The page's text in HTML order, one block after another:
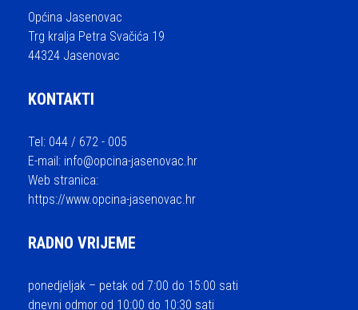
Općina Jasenovac
Trg kralja Petra Svačića 19
44324 Jasenovac
KONTAKTI
Tel: 044 / 672 - 005
E-mail: info@opcina-jasenovac.hr
Web stranica:
https://www.opcina-jasenovac.hr
RADNO VRIJEME
ponedjeljak – petak od 7:00 do 15:00 sati
dnevni odmor od 10:00 do 10:30 sati